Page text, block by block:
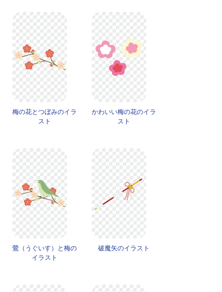
梅の花とつぼみのイラ
スト
かわいい梅の花のイラ
スト
鶯（うぐいす）と梅の
イラスト
破魔矢のイラスト